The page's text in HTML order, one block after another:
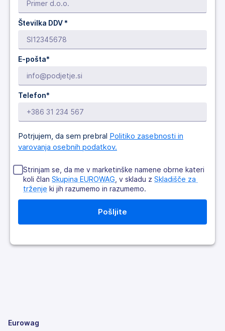
Številka DDV *
E-pošta*
Telefon*
Potrjujem, da sem prebral Politiko zasebnosti in
varovanja osebnih podatkov.
Strinjam se, da me v marketinške namene obrne kateri
koli član Skupina EUROWAG , v skladu z Skladišče za
trženje ki jih razumemo in razumemo.
Eurowag